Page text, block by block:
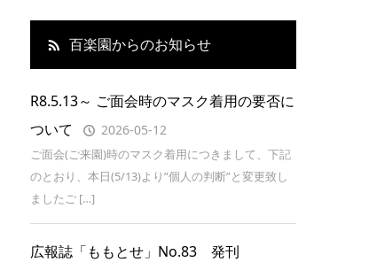
百楽園からのお知らせ
R8.5.13～ ご面会時のマスク着用の要否に
ついて
2026-05-12
ご面会(ご来園)時のマスク着用につきまして、下記
のとおり、本日(5/13)より”個人の判断”と変更致し
ましたご […]
広報誌「ももとせ」No.83 発刊